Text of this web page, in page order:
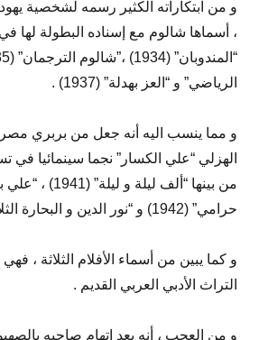
و من ابتكاراته الكثير رسمه لشخصية
، أسماها شالوم مع إسناده البطولة لها في
الرياضي” و “العز بهدلة” (1937) .
و مما ينسب اليه أنه جعل من بربري مصر
الهزلي “علي الكسار” نجما سينمائيا في
من بينها “ألف ليلة و
حرامي” (1942) و “نور الدين و البحارة الثلاثة” (1944) .
و كما يبين من أسماء الأفلام الثلاثة ،
التراث الأدبي العربي القديم .
و من العجب ، أنه بعد إتهام صاحبه